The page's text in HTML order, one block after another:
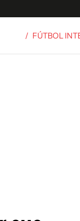
/ FÚTBOL